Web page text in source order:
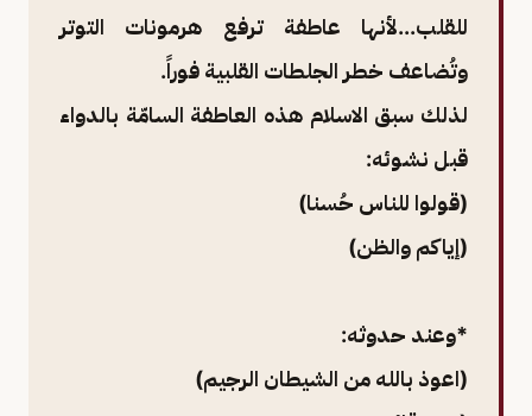
للقلب...لأنها عاطفة ترفع هرمونات التوتر
وتُضاعف خطر الجلطات القلبية فوراً.
لذلك سبق الاسلام هذه العاطفة السامّة بالدواء
قبل نشوئه:
(قولوا للناس حُسنا)
(إياكم والظن)
*وعند حدوثه:
(اعوذ بالله من الشيطان الرجيم)